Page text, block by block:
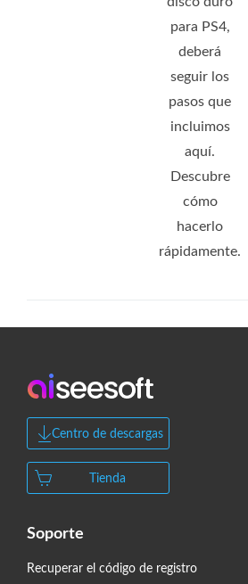
para PS4,
deberá
seguir los
pasos que
incluimos
aquí.
Descubre
cómo
hacerlo
rápidamente.
Centro de descargas
Tienda
Soporte
Recuperar el código de registro